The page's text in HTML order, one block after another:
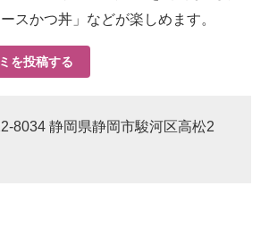
ュニティ
スかつ丼」などが楽しめます。
を投稿する
8034 静岡県静岡市駿河区高松2